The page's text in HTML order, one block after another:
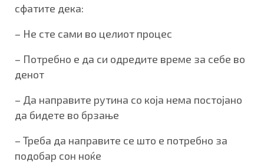
сфатите дека:
– Не сте сами во целиот процес
– Потребно е да си одредите време за себе во
денот
– Да направите рутина со која нема постојано
да бидете во брзање
– Треба да направите се што е потребно за
подобар сон ноќе